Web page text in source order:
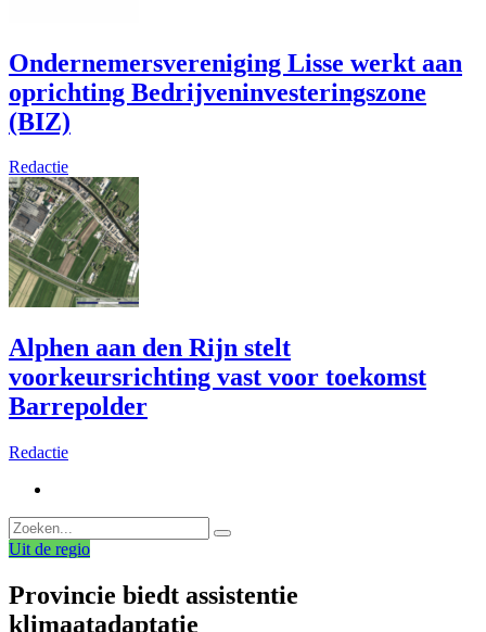
Ondernemersvereniging Lisse werkt aan
oprichting Bedrijveninvesteringszone
(BIZ)
Redactie
Alphen aan den Rijn stelt
voorkeursrichting vast voor toekomst
Barrepolder
Redactie
Uit de regio
Provincie biedt assistentie
klimaatadaptatie